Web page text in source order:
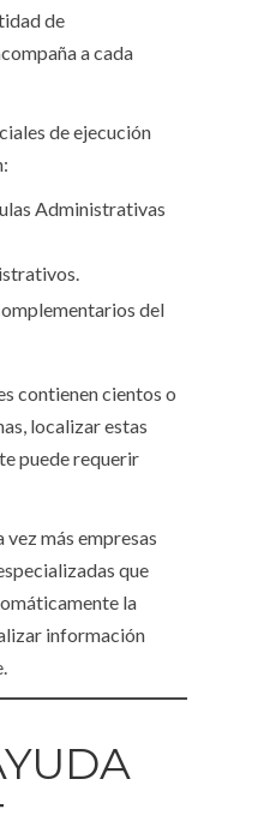
de
a cada
de ejecución
Administrativas
del
contienen cientos o
localizar estas
puede requerir
más empresas
que
la
información